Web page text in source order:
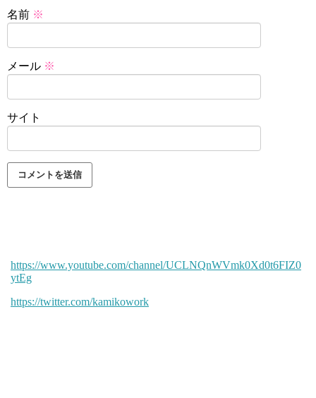
名前 ※
メール ※
サイト
https://www.youtube.com/channel/UCLNQnWVmk0Xd0t6FIZ0
ytEg
https://twitter.com/kamikowork